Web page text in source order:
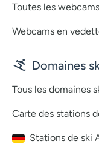
Toutes les webcams
Webcams en
Domaines
Tous les domaines
Carte des stations
Stations de ski